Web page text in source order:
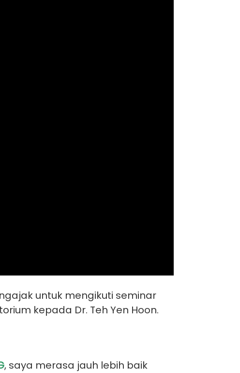
untuk mengikuti seminar
kepada Dr. Teh Yen Hoon.
, saya merasa jauh lebih baik